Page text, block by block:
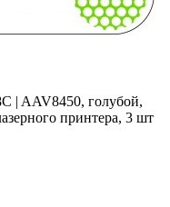
| AAV8450, голубой,
принтера, 3 шт